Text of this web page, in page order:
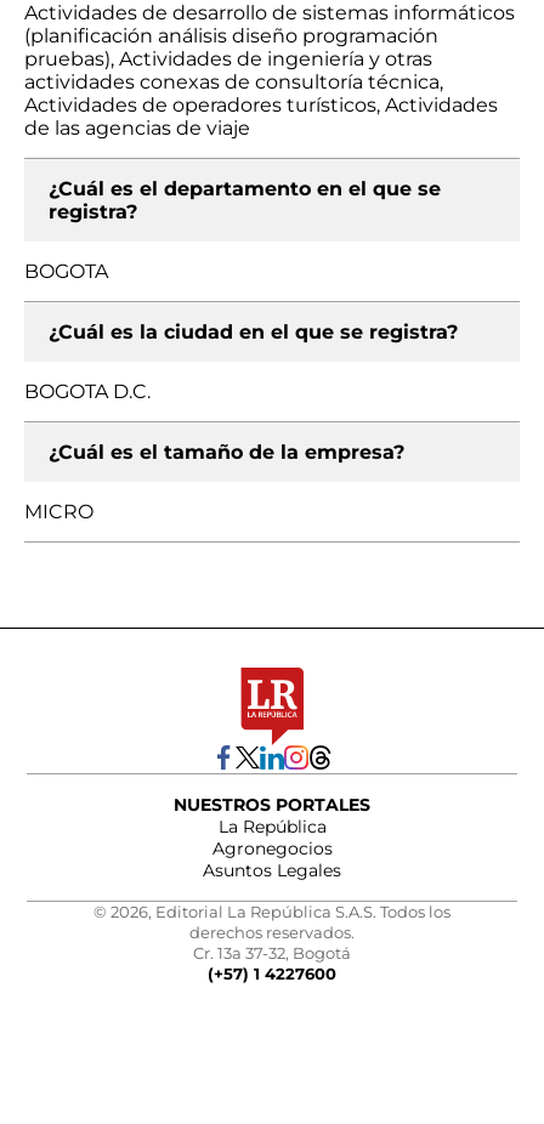
Actividades de desarrollo de sistemas informáticos
(planificación análisis diseño programación
pruebas), Actividades de ingeniería y otras
actividades conexas de consultoría técnica,
Actividades de operadores turísticos, Actividades
de las agencias de viaje
¿Cuál es el departamento en el que se
registra?
BOGOTA
¿Cuál es la ciudad en el que se registra?
BOGOTA D.C.
¿Cuál es el tamaño de la empresa?
MICRO
NUESTROS PORTALES
La República
Agronegocios
Asuntos Legales
© 2026, Editorial La República S.A.S. Todos los
derechos reservados.
Cr. 13a 37-32, Bogotá
(+57) 1 4227600